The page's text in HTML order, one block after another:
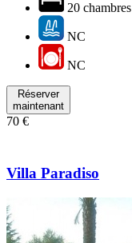
20 chambres
NC
NC
Réserver
maintenant
70 €
Villa Paradiso